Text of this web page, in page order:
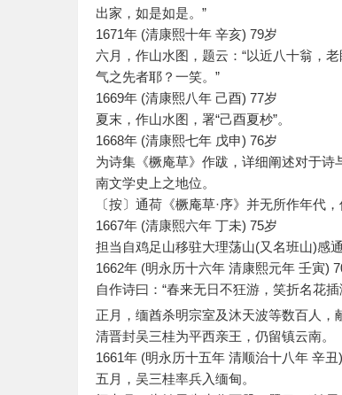
出家，如是如是。”
1671年 (清康熙十年 辛亥) 79岁
六月，作山水图，题云：“以近八十翁，
气之先者耶？一笑。”
1669年 (清康熙八年 己酉) 77岁
夏末，作山水图，署“己酉夏杪”。
1668年 (清康熙七年 戊申) 76岁
为诗集《橛庵草》作跋，详细阐述对于
南文学史上之地位。
〔按〕通荷《橛庵草·序》并无所作年代
1667年 (清康熙六年 丁未) 75岁
担当自鸡足山移驻大理荡山(又名班山)感通
1662年 (明永历十六年 清康熙元年 壬寅)
自作诗曰：“春来无日不狂游，笑折名花
正月，缅酋杀明宗室及沐天波等数百人，
清晋封吴三桂为平西亲王，仍留镇云南。
1661年 (明永历十五年 清顺治十八年 辛丑
五月，吴三桂率兵入缅甸。